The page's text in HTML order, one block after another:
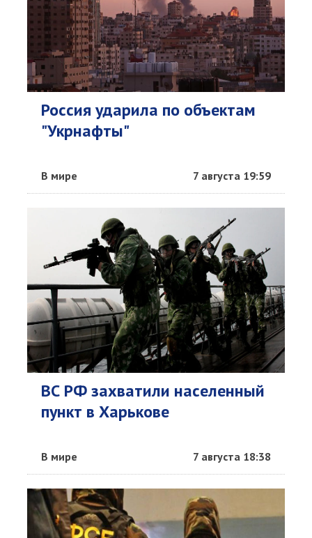
Россия ударила по объектам
"Укрнафты"
В мире 7 августа 19:59
ВС РФ захватили населенный
пункт в Харькове
В мире 7 августа 18:38